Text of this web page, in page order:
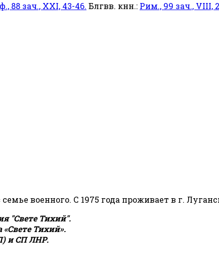
88 зач., XXI, 43-46. Блгвв. кнн.: Рим., 99 зач., VIII,
военного. С 1975 года проживает в г.
"Свете Тихий".
Тихий».
и СП ЛНР.